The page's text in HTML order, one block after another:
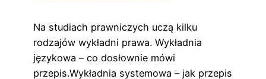
Na studiach prawniczych uczą kilku
rodzajów wykładni prawa. Wykładnia
językowa – co dosłownie mówi
przepis.Wykładnia systemowa – jak przepis